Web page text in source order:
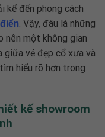
kể đến phong cách
. Vậy, đâu là những
nên một không gian
vẻ đẹp cổ xưa và
hiểu rõ hơn trong
kế showroom